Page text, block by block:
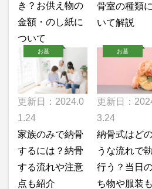
き？お供え物の
金額・のし紙に
ついて
骨室の種類
いて解説
お墓
更新日：2024.0
1.24
家族のみで納骨
するには？納骨
する流れや注意
点も紹介
お墓
更新日：
3.24
納骨式はど
うな流れで
行う？当日
ち物や服装